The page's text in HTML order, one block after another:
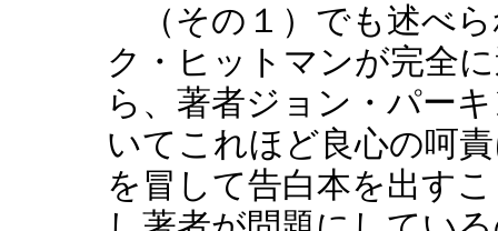
（その１）でも述べ
ク・ヒットマンが完全
ら、著者ジョン・パー
いてこれほど良心の呵
を冒して告白本を出す